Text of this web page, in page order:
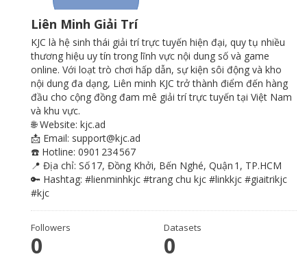
Liên Minh Giải Trí
KJC là hệ sinh thái giải trí trực tuyến hiện đại, quy tụ nhiều
thương hiệu uy tín trong lĩnh vực nội dung số và game
online. Với loạt trò chơi hấp dẫn, sự kiện sôi động và kho
nội dung đa dạng, Liên minh KJC trở thành điểm đến hàng
đầu cho cộng đồng đam mê giải trí trực tuyến tại Việt Nam
và khu vực.
🌐 Website: kjc.ad
📩 Email: support@kjc.ad
☎️ Hotline: 0901 234 567
📍 Địa chỉ: Số 17, Đồng Khởi, Bến Nghé, Quận 1, TP.HCM
🔑 Hashtag: #lienminhkjc #trang chu kjc #linkkjc #giaitrikjc
#kjc
Followers
0
Datasets
0